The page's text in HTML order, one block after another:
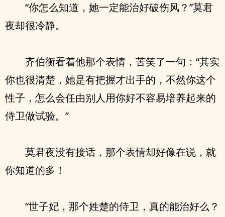
“你怎么知道，她一定能治好破伤风？”莫君
夜却很冷静。
齐伯衡看着他那个表情，苦笑了一句：“其实
你也很清楚，她是有把握才出手的，不然你这个
性子，怎么会任由别人用你好不容易培养起来的
侍卫做试验。”
莫君夜没有接话，那个表情却好像在说，就
你知道的多！
“世子妃，那个姓楚的侍卫，真的能治好么？